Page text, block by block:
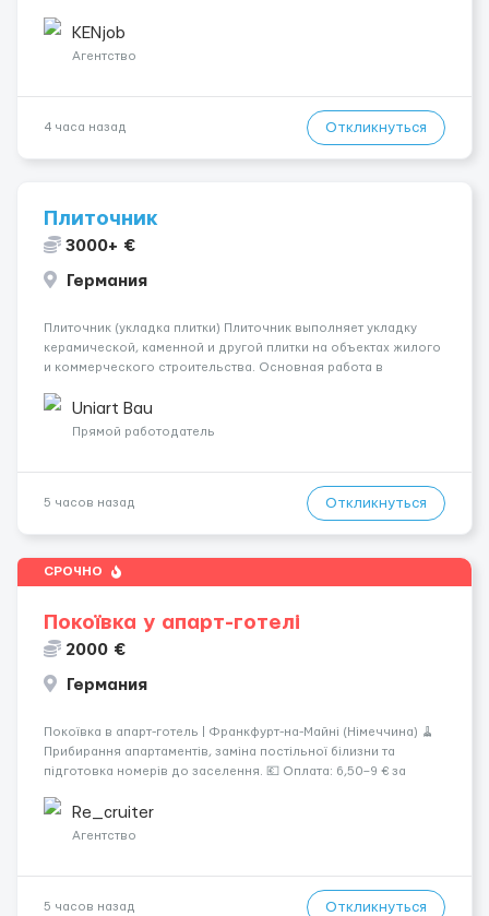
одного до трех месяцев. Мед. страховка. Высокая зарплат...
KENjob
Агентство
4 часа назад Откликнуться
Плиточник
3000+ €
Германия
Плиточник (укладка плитки) Плиточник выполняет укладку
керамической, каменной и другой плитки на объектах жилого
и коммерческого строительства. Основная работа в
делаем только для мастеров с доказательным портфолио
Обязанности ...
Uniart Bau
Прямой работодатель
5 часов назад Откликнуться
СРОЧНО
Покоївка у апарт-готелі
2000 €
Германия
Покоївка в апарт-готель | Франкфурт-на-Майні (Німеччина) 🧹
Прибирання апартаментів, заміна постільної білизни та
підготовка номерів до заселення. 💶 Оплата: 6,50–9 € за
близько 2000 € на місяць (після вирахув...
Re_cruiter
Агентство
5 часов назад Откликнуться